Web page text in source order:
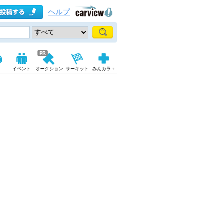
ヘルプ
イベント オークション サーキット みんカラ＋